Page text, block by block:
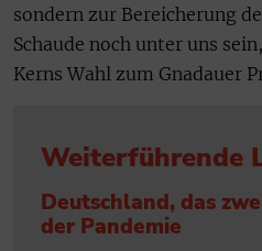
sondern zur Bereicherung
Schaude noch unter uns
Kerns Wahl zum Gnadauer
Weiterführende
Deutschland, das
der Pandemie